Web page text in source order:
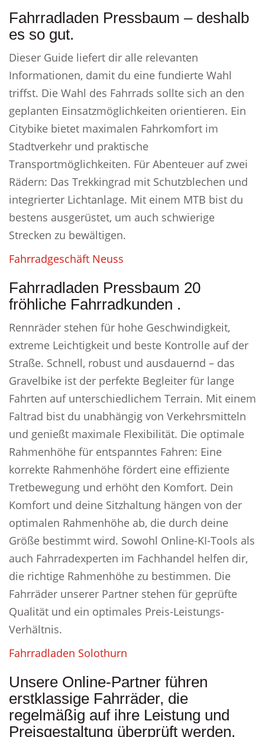
Fahrradladen Pressbaum – deshalb
es so gut.
Dieser Guide liefert dir alle relevanten
Informationen, damit du eine fundierte Wahl
triffst. Die Wahl des Fahrrads sollte sich an den
geplanten Einsatzmöglichkeiten orientieren. Ein
Citybike bietet maximalen Fahrkomfort im
Stadtverkehr und praktische
Transportmöglichkeiten. Für Abenteuer auf zwei
Rädern: Das Trekkingrad mit Schutzblechen und
integrierter Lichtanlage. Mit einem MTB bist du
bestens ausgerüstet, um auch schwierige
Strecken zu bewältigen.
Fahrradgeschäft Neuss
Fahrradladen Pressbaum 20
fröhliche Fahrradkunden .
Rennräder stehen für hohe Geschwindigkeit,
extreme Leichtigkeit und beste Kontrolle auf der
Straße. Schnell, robust und ausdauernd – das
Gravelbike ist der perfekte Begleiter für lange
Fahrten auf unterschiedlichem Terrain. Mit einem
Faltrad bist du unabhängig von Verkehrsmitteln
und genießt maximale Flexibilität. Die optimale
Rahmenhöhe für entspanntes Fahren: Eine
korrekte Rahmenhöhe fördert eine effiziente
Tretbewegung und erhöht den Komfort. Dein
Komfort und deine Sitzhaltung hängen von der
optimalen Rahmenhöhe ab, die durch deine
Größe bestimmt wird. Sowohl Online-KI-Tools als
auch Fahrradexperten im Fachhandel helfen dir,
die richtige Rahmenhöhe zu bestimmen. Die
Fahrräder unserer Partner stehen für geprüfte
Qualität und ein optimales Preis-Leistungs-
Verhältnis.
Fahrradladen Solothurn
Unsere Online-Partner führen
erstklassige Fahrräder, die
regelmäßig auf ihre Leistung und
Preisgestaltung überprüft werden.